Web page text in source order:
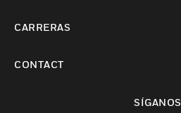
CARRERAS
CONTACT
SÍGANOS